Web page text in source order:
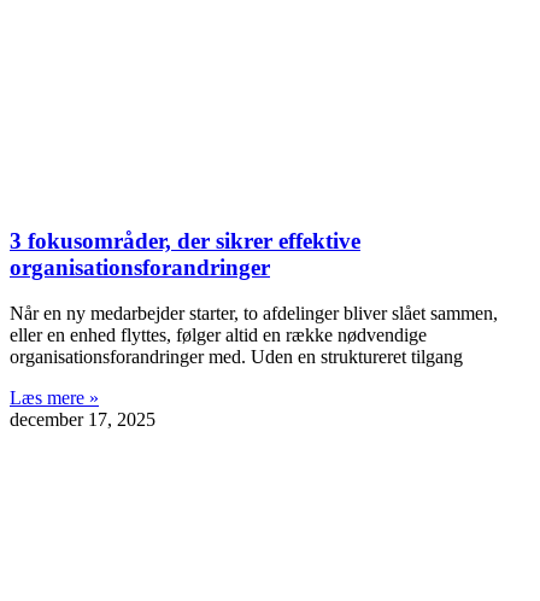
3 fokusområder, der sikrer effektive
organisationsforandringer
Når en ny medarbejder starter, to afdelinger bliver slået sammen,
eller en enhed flyttes, følger altid en række nødvendige
organisationsforandringer med. Uden en struktureret tilgang
Læs mere »
december 17, 2025